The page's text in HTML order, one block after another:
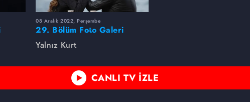
08 Aralık 2022, Perşembe
29. Bölüm Foto Galeri
Yalnız Kurt
CANLI TV İZLE